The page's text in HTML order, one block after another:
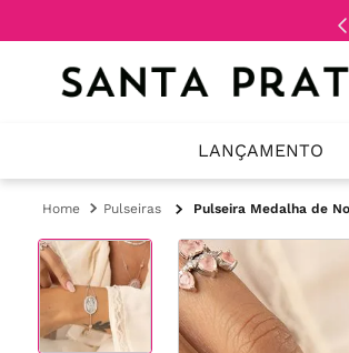
LANÇAMENTO
Pulseiras Pulseira Medalha de